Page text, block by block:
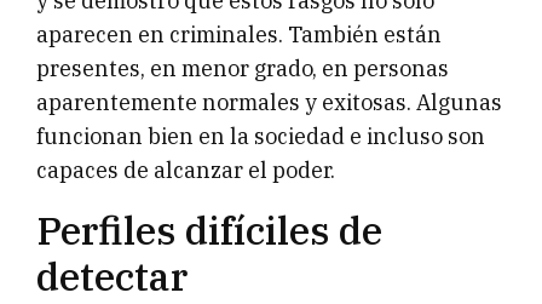
aparecen en criminales. También están
presentes, en menor grado, en personas
aparentemente normales y exitosas. Algunas
funcionan bien en la sociedad e incluso son
capaces de alcanzar el poder.
Perfiles difíciles de
detectar